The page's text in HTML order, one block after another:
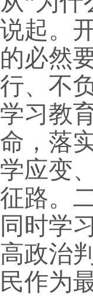
说起。
的必然
行、不
学习教
命，落
学应变
征路。
同时学
高政治
民作为